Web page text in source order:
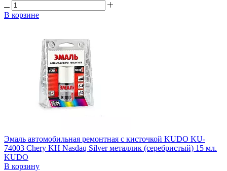
В корзине
Эмаль автомобильная ремонтная с кисточкой KUDO KU-
74003 Chery KH Nasdaq Silver металлик (серебристый) 15 мл.
KUDO
В корзину